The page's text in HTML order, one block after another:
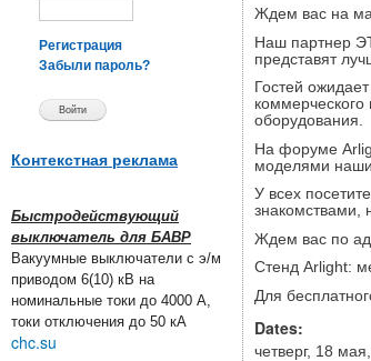
Регистрация
Забыли пароль?
Контекстная реклама
Быстродействующий
выключатель для БАВР
Вакуумные выключатели с э/м
приводом 6(10) кВ на
номинальные токи до 4000 А,
токи отключения до 50 кА
chc.su
Ждем вас на
Наш партнер
представят
Гостей
оборудования.
На форуме
моделями
У всех
знакомствами,
Ждем вас по
Стенд Arlight:
Для
Dates:
четверг, 18